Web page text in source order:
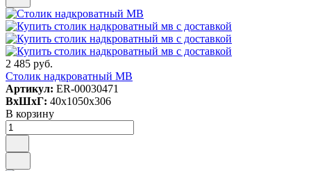
2 485 руб.
Столик надкроватный МВ
Артикул: ER-00030471
ВxШxГ: 40x1050x306
В корзину